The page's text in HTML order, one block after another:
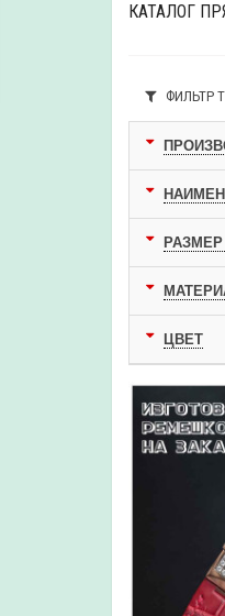
КАТАЛОГ
ФИЛЬТР
ЦВЕТ